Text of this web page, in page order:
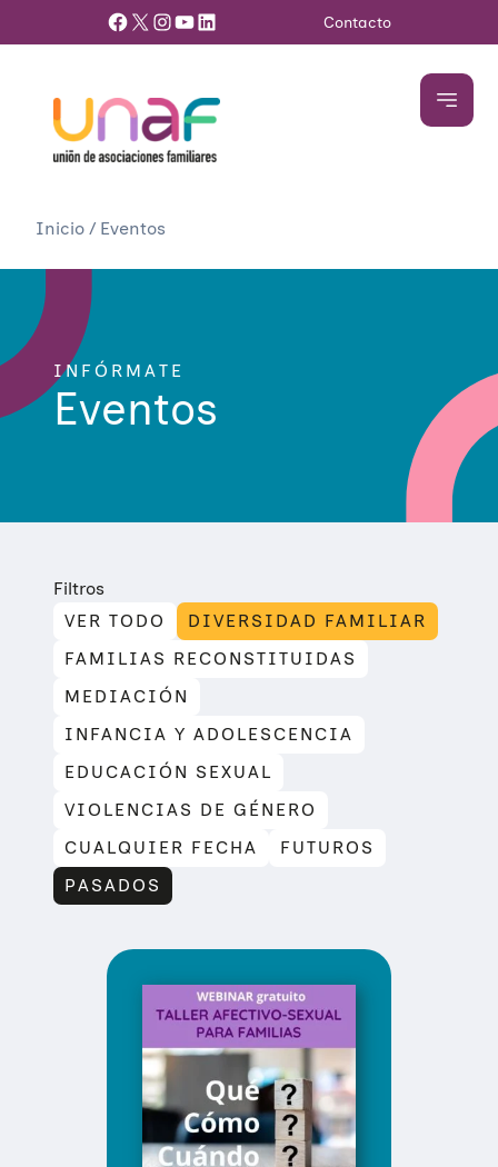
Facebook X InstagramYouTube LinkedIn Contacto
Inicio / Eventos
INFÓRMATE
Eventos
Filtros
VER TODO
DIVERSIDAD FAMILIAR
FAMILIAS RECONSTITUIDAS
MEDIACIÓN
INFANCIA Y ADOLESCENCIA
EDUCACIÓN SEXUAL
VIOLENCIAS DE GÉNERO
CUALQUIER FECHA
FUTUROS
PASADOS